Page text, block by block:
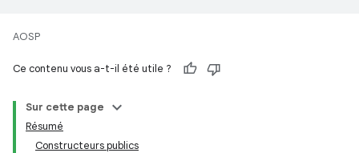
AOSP
Ce contenu vous a-t-il été utile ?
Sur cette page
Résumé
Constructeurs publics